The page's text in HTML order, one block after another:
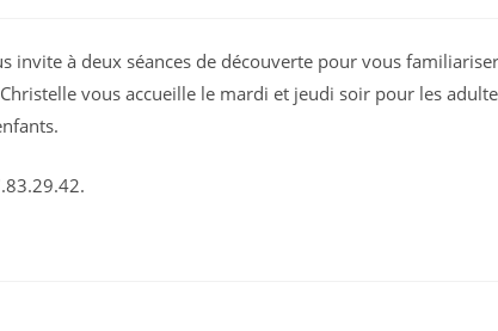
invite à deux séances de découverte pour vous
vous accueille le mardi et jeudi soir pour les